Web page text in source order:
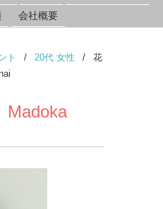
会社概要
ト / 20代 女性 / 花